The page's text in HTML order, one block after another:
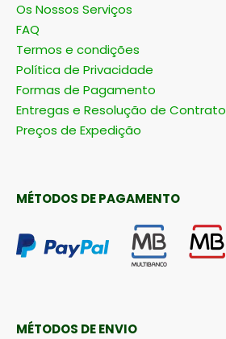
Os Nossos Serviços
FAQ
Termos e condições
Política de Privacidade
Formas de Pagamento
Entregas e Resolução de Contrato
Preços de Expedição
MÉTODOS DE PAGAMENTO
MÉTODOS DE ENVIO